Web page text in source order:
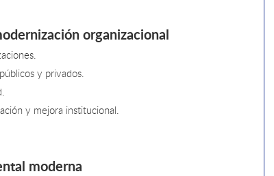
organizacional
y privados.
y mejora institucional.
moderna